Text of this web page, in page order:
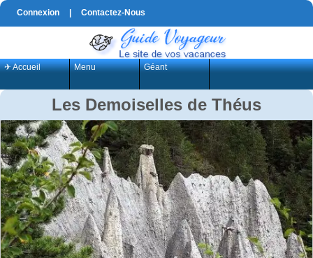
Connexion Contactez-Nous
✈ Accueil Menu Géant
Les Demoiselles de Théus